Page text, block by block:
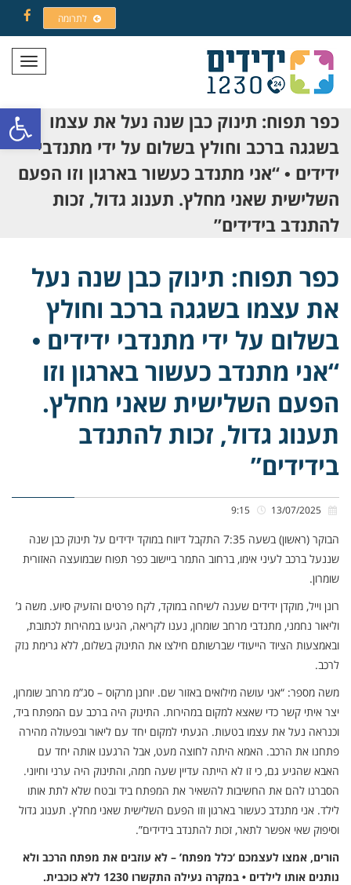
פתח
לתרומה
תפריט
כפר תפוח: תינוק כבן שנה נעל את עצמו
בשגגה ברכב וחולץ בשלום על ידי מתנדבי
ידידים • “אני מתנדב כעשור בארגון וזו הפעם
השלישית שאני מחלץ. תענוג גדול, זכות
להתנדב בידידים”
כפר תפוח: תינוק כבן שנה נעל
את עצמו בשגגה ברכב וחולץ
בשלום על ידי מתנדבי ידידים •
“אני מתנדב כעשור בארגון וזו
הפעם השלישית שאני מחלץ.
תענוג גדול, זכות להתנדב
בידידים”
הבוקר (ראשון) בשעה 7:35 התקבל דיווח במוקד ידידים על תינוק כבן שנה
שננעל ברכב לעיני אימו, ברחוב התמר ביישוב כפר תפוח שבמועצה האזורית
שומרון.
רונן וייל, מוקדן ידידים שענה לשיחה במוקד, לקח פרטים והזעיק סיוע. משה ג’
וליאור נחמני, מתנדבי מרחב שומרון, נענו לקריאה, הגיעו במהירות לכתובת,
ובאמצעות הציוד הייעודי שברשותם חילצו את התינוק בשלום, ללא גרימת נזק
לרכב.
משה מספר: “אני עושה מילואים באזור שם. יוחנן מרקוס – סג”מ מרחב שומרון,
יצר איתי קשר כדי שאצא למקום במהירות. התינוק היה ברכב עם המפתח ביד,
וכנראה נעל את עצמו בטעות. הגעתי למקום יחד עם ליאור ובפעולה מהירה
פתחנו את הרכב. האמא היתה לחוצה מעט, אבל הרגענו אותה יחד עם
האבא שהגיע גם, כי זו לא הייתה עדיין שעה חמה, והתינוק היה ערני וחיוני.
הסברנו להם את החשיבות להשאיר את המפתח ביד ובטח שלא לתת אותו
לילד. אני מתנדב כעשור בארגון וזו הפעם השלישית שאני מחלץ. תענוג גדול
וסיפוק שאי אפשר לתאר, זכות להתנדב בידידים”.
הורים, אמצו לעצמכם ‘כלל מפתח’ – לא עוזבים את מפתח הרכב ולא
נותנים אותו לילדים • במקרה נעילה התקשרו 1230 ללא כוכבית.